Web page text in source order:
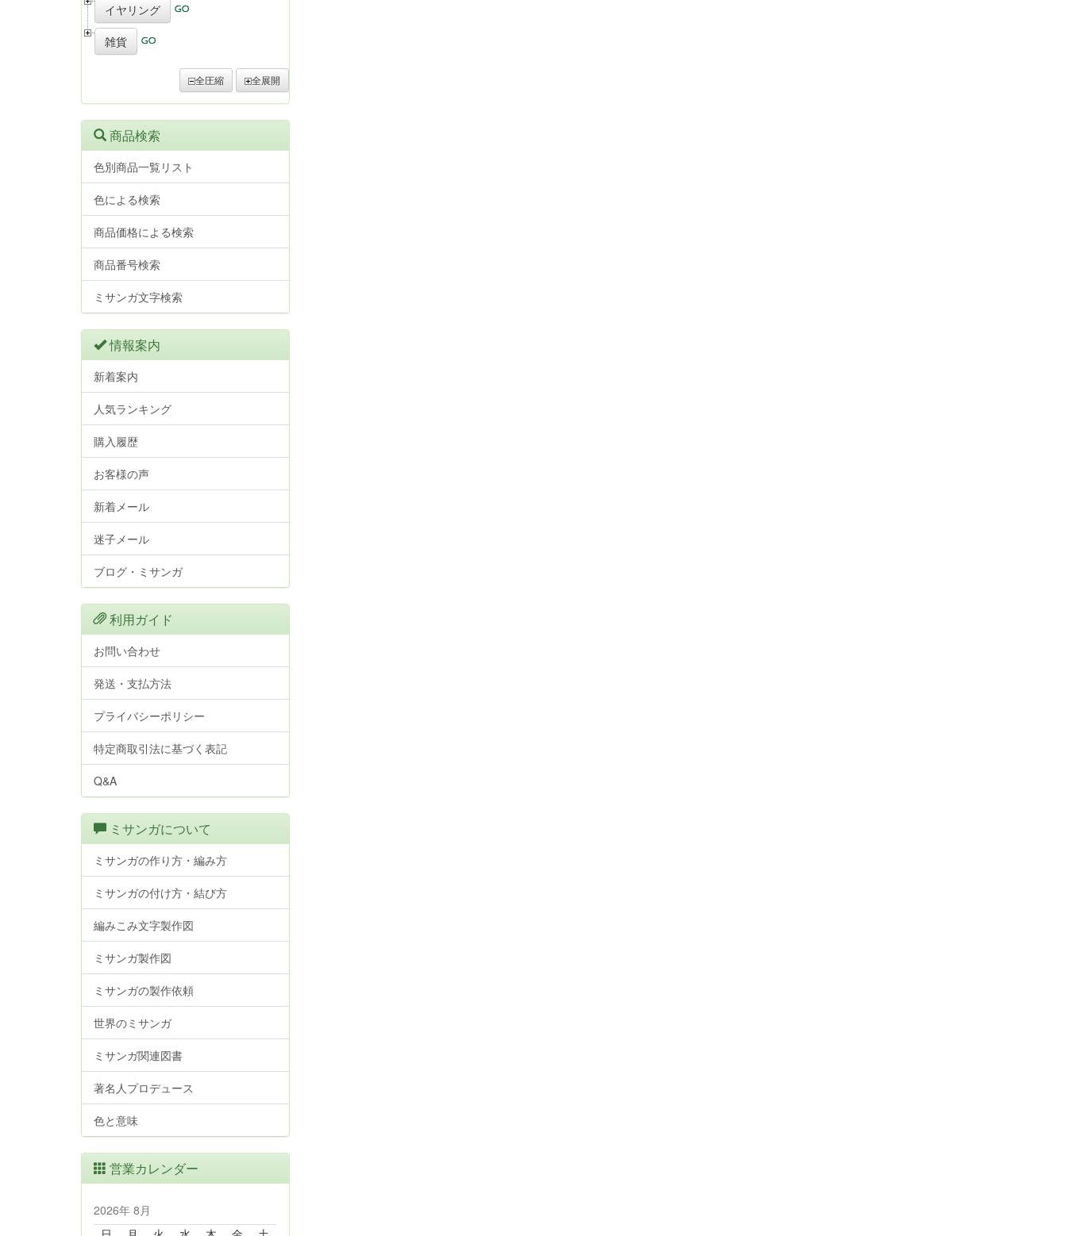
イヤリング
雑貨
全圧縮 全展開
商品検索
色別商品一覧リスト
色による検索
商品価格による検索
商品番号検索
ミサンガ文字検索
情報案内
新着案内
人気ランキング
購入履歴
お客様の声
新着メール
迷子メール
ブログ・ミサンガ
利用ガイド
お問い合わせ
発送・支払方法
プライバシーポリシー
特定商取引法に基づく表記
Q&A
ミサンガについて
ミサンガの作り方・編み方
ミサンガの付け方・結び方
編みこみ文字製作図
ミサンガ製作図
ミサンガの製作依頼
世界のミサンガ
ミサンガ関連図書
著名人プロデュース
色と意味
営業カレンダー
2026年 8月